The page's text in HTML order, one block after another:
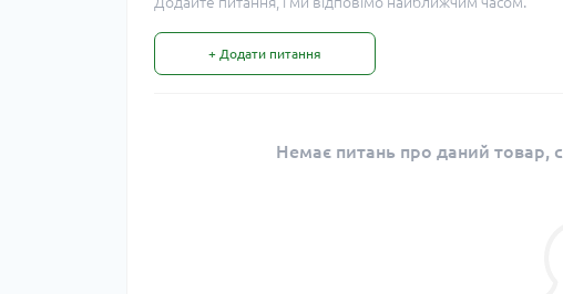
+ Додати питання
Немає питань про даний товар,